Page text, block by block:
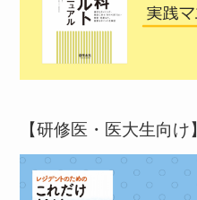
【研修医・医大生向け】